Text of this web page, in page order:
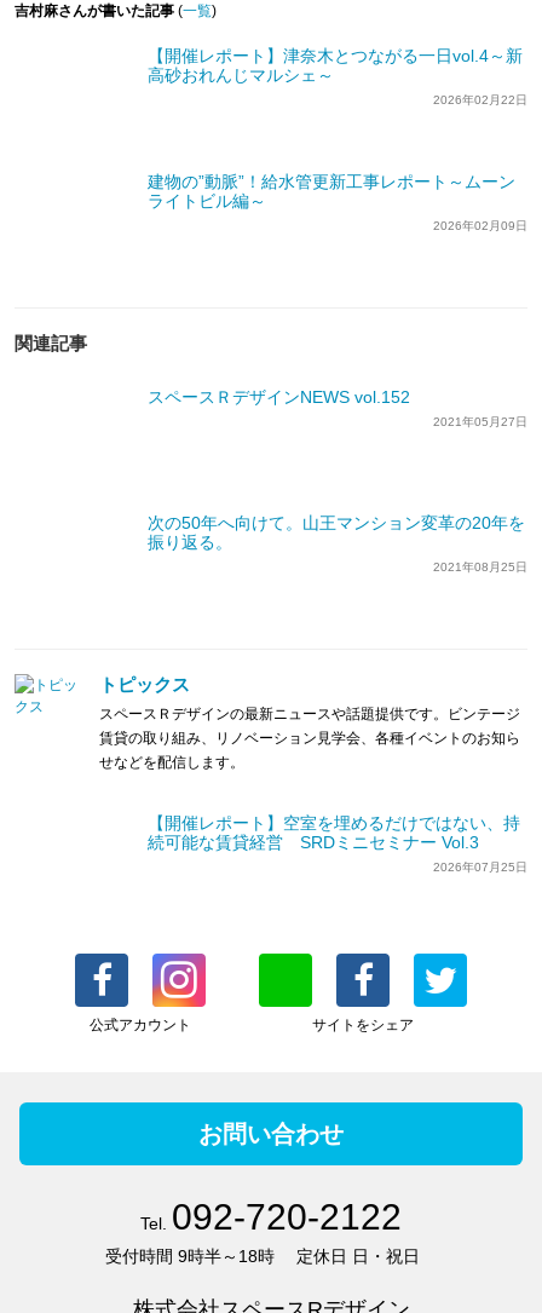
吉村麻さんが書いた記事 (一覧)
【開催レポート】津奈木とつながる一日vol.4～新
高砂おれんじマルシェ～
2026年02月22日
建物の”動脈”！給水管更新工事レポート～ムーン
ライトビル編～
2026年02月09日
関連記事
スペースＲデザインNEWS vol.152
2021年05月27日
次の50年へ向けて。山王マンション変革の20年を
振り返る。
2021年08月25日
トピックス
スペースＲデザインの最新ニュースや話題提供です。ビンテージ
賃貸の取り組み、リノベーション見学会、各種イベントのお知ら
せなどを配信します。
【開催レポート】空室を埋めるだけではない、持
続可能な賃貸経営 SRDミニセミナー Vol.3
2026年07月25日
公式アカウント サイトをシェア
お問い合わせ
Tel. 092-720-2122
受付時間 9時半～18時 定休日 日・祝日